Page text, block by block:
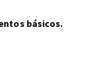
básicos.